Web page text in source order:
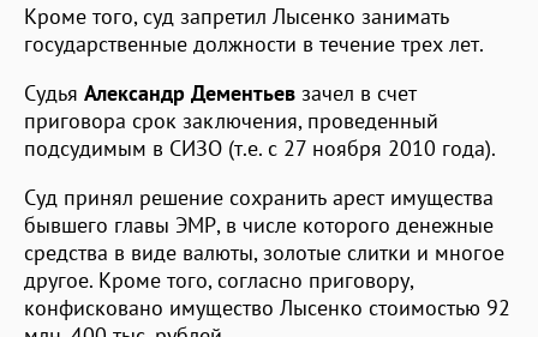
Кроме того, суд запретил Лысенко занимать
государственные должности в течение трех лет.
Судья Александр Дементьев зачел в счет
приговора срок заключения, проведенный
подсудимым в СИЗО (т.е. с 27 ноября 2010 года).
Суд принял решение сохранить арест имущества
бывшего главы ЭМР, в числе которого денежные
средства в виде валюты, золотые слитки и многое
другое. Кроме того, согласно приговору,
конфисковано имущество Лысенко стоимостью 92